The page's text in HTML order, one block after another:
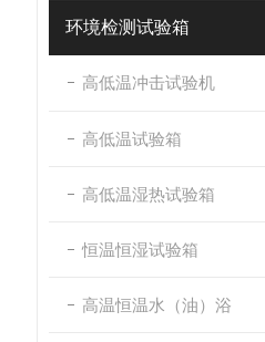
环境检测试验箱
高低温冲击试验机
高低温试验箱
高低温湿热试验箱
恒温恒湿试验箱
高温恒温水（油）浴